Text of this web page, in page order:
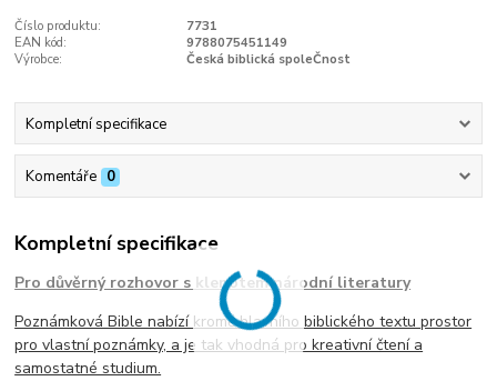
Číslo produktu:
7731
EAN kód:
9788075451149
Výrobce:
Česká biblická spoleČnost
Kompletní specifikace
Komentáře 0
Kompletní specifikace
Pro důvěrný rozhovor s klenotem národní literatury
Poznámková Bible nabízí kromě hlavního biblického textu prostor
pro vlastní poznámky, a je tak vhodná pro kreativní čtení a
samostatné studium.